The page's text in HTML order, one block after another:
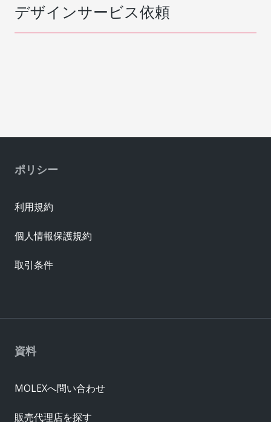
デザインサービス依頼
資料
MOLEXへ問い合わせ
販売代理店を探す
ポリシー
利用規約
個人情報保護規約
取引条件